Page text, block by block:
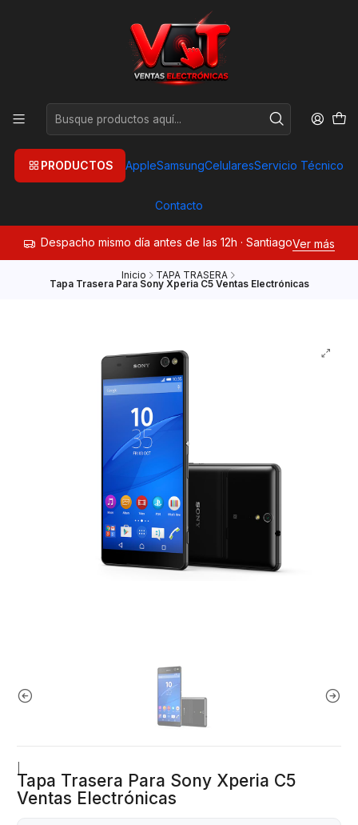
PRODUCTOS AppleSamsungCelularesServicio Técnico
Contacto
Despacho mismo día antes de las 12h · SantiagoVer más
Inicio TAPA TRASERA
Tapa Trasera Para Sony Xperia C5 Ventas Electrónicas
Tapa Trasera Para Sony Xperia C5
Ventas Electrónicas